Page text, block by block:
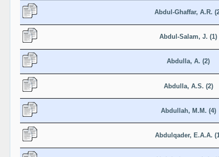
Abdul-Ghaffar, A.R.
Abdul-Salam, J. (1)
Abdulla, A. (2)
Abdulla, A.S. (2)
Abdullah, M.M. (4)
Abdulqader, E.A.A.